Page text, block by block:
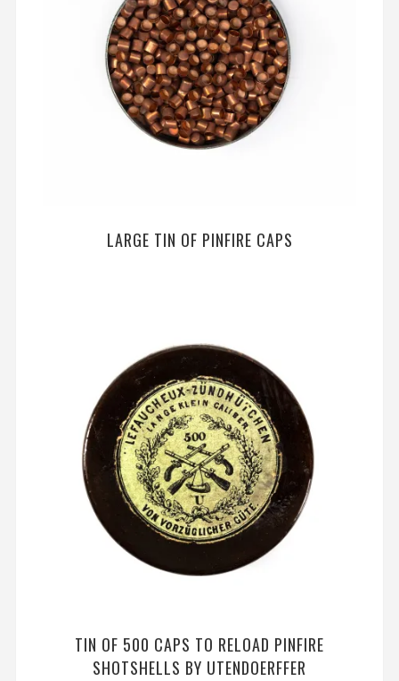
LARGE TIN OF PINFIRE CAPS
TIN OF 500 CAPS TO RELOAD PINFIRE
SHOTSHELLS BY UTENDOERFFER